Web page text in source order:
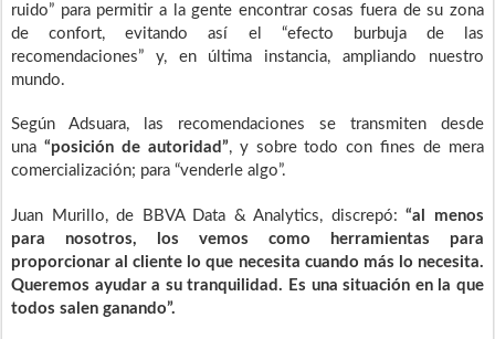
ruido” para permitir a la gente encontrar cosas fuera de su zona
de confort, evitando así el “efecto burbuja de las
recomendaciones” y, en última instancia, ampliando nuestro
mundo.
Según Adsuara, las recomendaciones se transmiten desde
una “posición de autoridad”, y sobre todo con fines de mera
comercialización; para “venderle algo”.
Juan Murillo, de BBVA Data & Analytics, discrepó:“al menos
para nosotros, los vemos como herramientas para
proporcionar al cliente lo que necesita cuando más lo necesita.
Queremos ayudar a su tranquilidad. Es una situación en la que
todos salen ganando”.